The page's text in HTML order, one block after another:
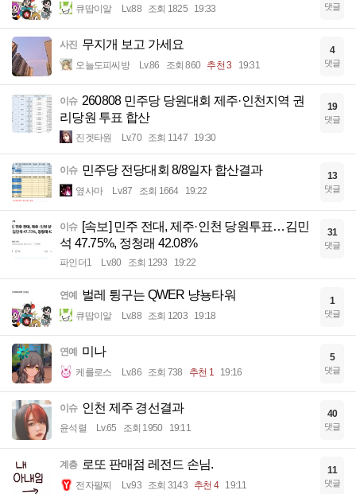
큐땁이알 Lv.88 조회 1825 19:33 댓글
사진 무지개 보고 가세요
오늘도피씨방 Lv.86 조회 860 추천 3 19:31
4
댓글
이슈 260808 민주당 당원대회 제주·인천지역 권
리당원 투표 합산
진겟타원 Lv.70 조회 1147 19:30
19
댓글
이슈 민주당 전당대회 8/8일자 합산결과
옆사마 Lv.87 조회 1664 19:22
13
댓글
이슈 [속보] 민주 전대, 제주·인천 당원투표…김민
석 47.75%, 정청래 42.08%
파인더1 Lv.80 조회 1293 19:22
31
댓글
연예 벌레 튕구는 QWER 냥뇽타워
큐땁이알 Lv.88 조회 1203 19:18
1
댓글
연예 미나
케를로스 Lv.86 조회 738 추천 1 19:16
5
댓글
이슈 인천 제주 경선결과
윤석렬 Lv.65 조회 1950 19:11
40
댓글
계층 로또 판매점 레전드 손님.
전자팔찌 Lv.93 조회 3143 추천 4 19:11
11
댓글